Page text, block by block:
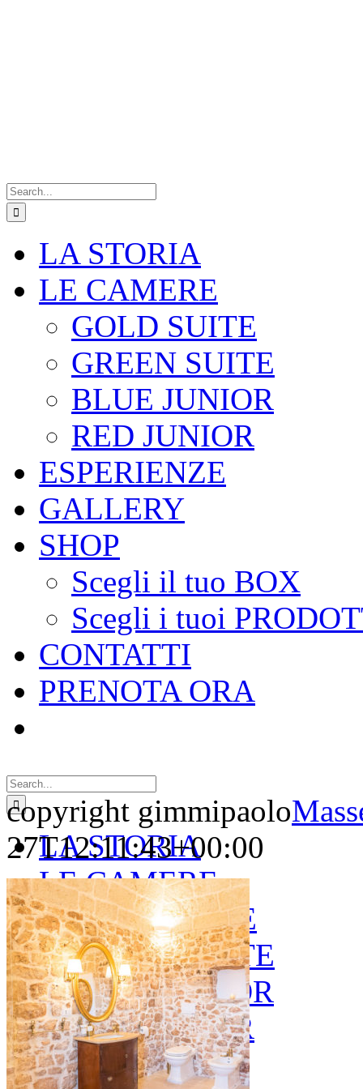
for:
LA STORIA
LE CAMERE
GOLD SUITE
GREEN SUITE
BLUE JUNIOR
RED JUNIOR
ESPERIENZE
GALLERY
SHOP
Scegli il tuo BOX
Scegli i tuoi
CONTATTI
PRENOTA ORA
for:
LA STORIA
LE CAMERE
GOLD SUITE
GREEN SUITE
BLUE JUNIOR
RED JUNIOR
ESPERIENZE
copyright gimmipaolo
27T12:11:43+00:00